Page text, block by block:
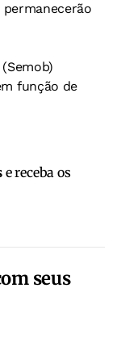
permanecerão
função de
e receba os
seus